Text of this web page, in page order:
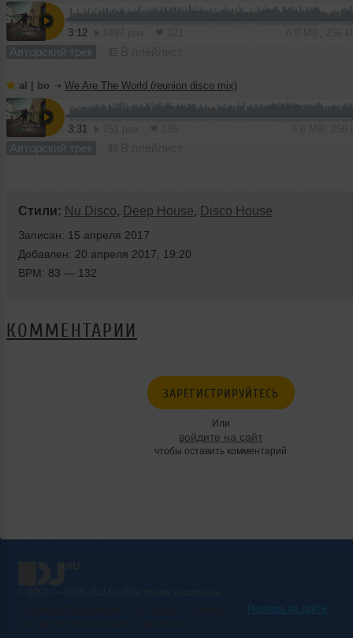
3:12
Авторский трек
al | bo ➝ We Are The World (reunion disco mix)
3:31
Авторский трек
Стили: Nu Disco, Deep House, Disco House
Записан: 15 апреля 2017
Добавлен: 20 апреля 2017, 19:20
BPM: 83 — 132
КОММЕНТАРИИ
ЗАРЕГИСТРИРУЙТЕСЬ
Или
войдите на сайт
чтобы оставить комментарий
Реклама на сайте